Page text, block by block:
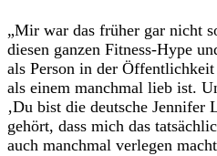
„Mir war das früher gar nicht
diesen ganzen Fitness-Hype
als Person in der
als einem manchmal lieb ist.
‚Du bist die deutsche Jennifer
gehört, dass mich das
auch manchmal verlegen